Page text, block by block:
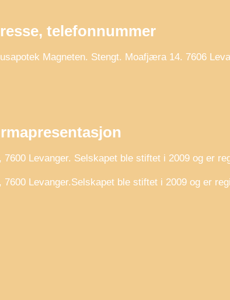
telefonnummer
Magneten. Stengt. Moafjæra 14. 7606
Levanger. Selskapet ble stiftet i 2009 og er
Levanger.Selskapet ble stiftet i 2009 og er